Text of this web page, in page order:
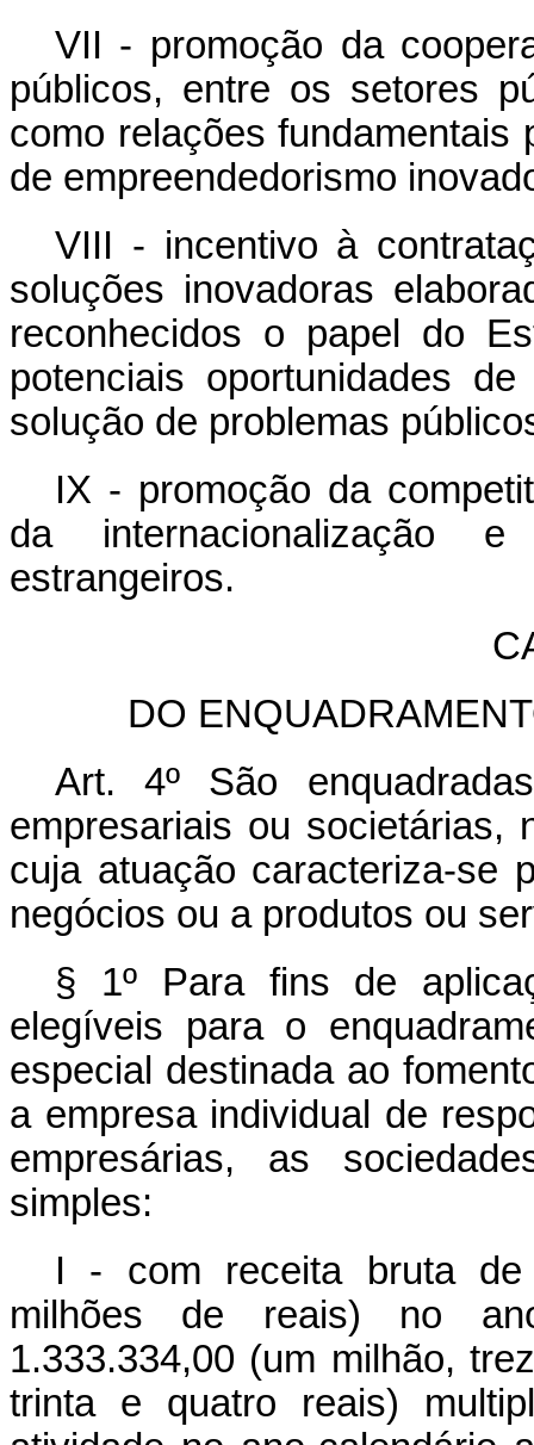
VII - promoção da
públicos, entre os setores
como relações fundamentais
de empreendedorismo
VIII - incentivo à
soluções inovadoras
reconhecidos o papel do
potenciais oportunidades
solução de problemas
IX - promoção da
da internacionalização
estrangeiros.
DO
Art. 4º São
empresariais ou societárias,
cuja atuação caracteriza-se
negócios ou a produtos ou
§ 1º Para fins de
elegíveis para o
especial destinada ao
a empresa individual de
empresárias, as
simples:
I - com receita bruta de
milhões de reais) no
1.333.334,00 (um milhão,
trinta e quatro reais)